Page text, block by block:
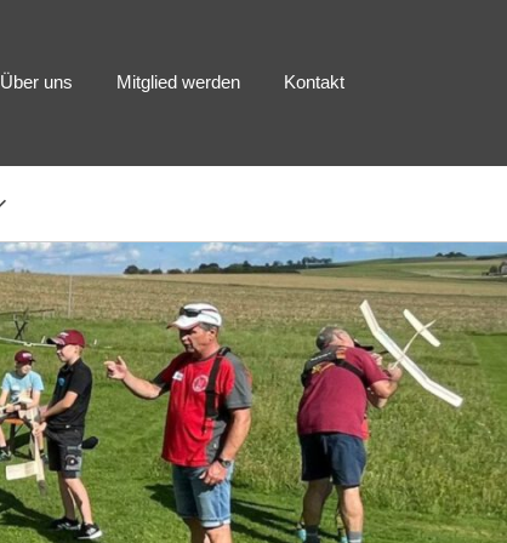
Über uns Mitglied werden Kontakt